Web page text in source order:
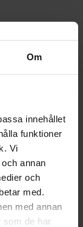
Om
innehållet
funktioner
Vi
annan
och
med.
med annan
som de har
och
svenska
måttfulla
en
en